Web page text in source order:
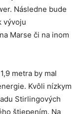
Následne bude
vývoju
Marse či na inom
metra by mal
Kvôli nízkym
Stirlingových
štiepením. Na